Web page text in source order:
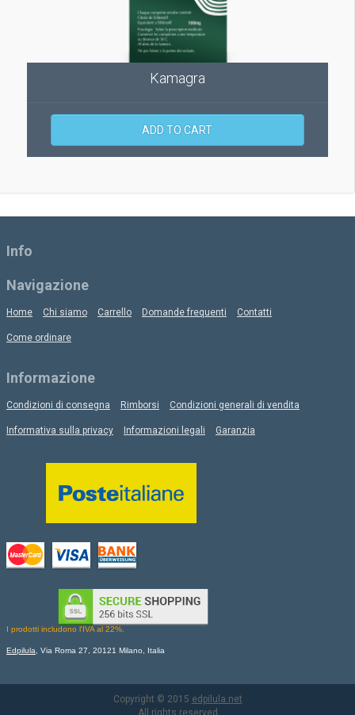
Kamagra
ADD TO CART
Info
Navigazione
Home Chi siamo Carrello Domande frequenti Contatti
Come ordinare
Informazione
Condizioni di consegna Rimborsi Condizioni generali di vendita
Informativa sulla privacy Informazioni legali Garanzia
I prodotti includono l'IVA al 22%.
Edpilula , Via Roma 27, 20121 Milano, Italia
Copyright © 2015 edpilula.net
All rights reserved